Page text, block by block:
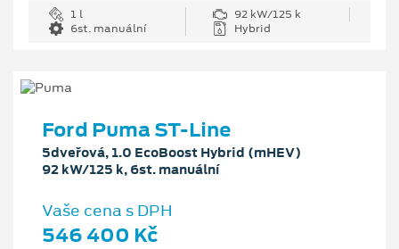
1 l
92 kW/125 k
6st. manuální
Hybrid
Ford Puma ST-Line
5dveřová, 1.0 EcoBoost Hybrid (mHEV)
92 kW/125 k, 6st. manuální
Vaše cena s DPH
546 400 Kč